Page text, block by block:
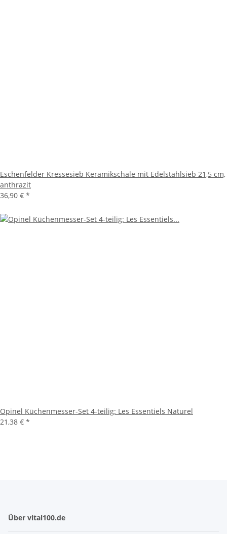
Eschenfelder Kressesieb Keramikschale mit Edelstahlsieb 21,5 cm,
anthrazit
36,90 € *
Opinel Küchenmesser-Set 4-teilig: Les Essentiels Naturel
21,38 € *
Über vital100.de